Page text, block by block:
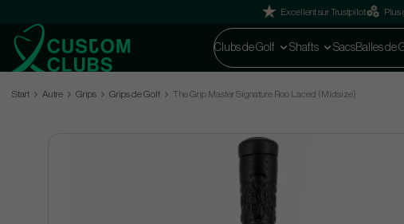
Excellent sur Trustpilot Plus
Clubs de Golf Shafts SacsBalles de
Start Autre Grips Grips de Golf The Grip Master Signature Roo Laced (Midsize)